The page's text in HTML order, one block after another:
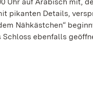
pikanten Details,
Nähkästchen“
ebenfalls